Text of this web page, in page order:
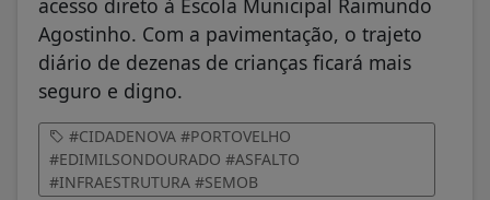
acesso direto à Escola Municipal Raimundo
Agostinho. Com a pavimentação, o trajeto
diário de dezenas de crianças ficará mais
seguro e digno.
#CIDADENOVA #PORTOVELHO
#EDIMILSONDOURADO #ASFALTO
#INFRAESTRUTURA #SEMOB